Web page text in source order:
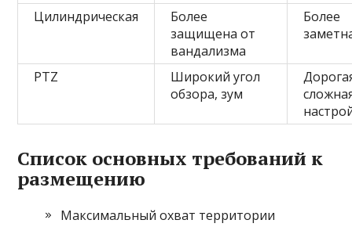
Цилиндрическая
Более
защищена от
вандализма
Более
PTZ
Широкий угол
обзора, зум
Список основных требований к
размещению
Максимальный охват территории